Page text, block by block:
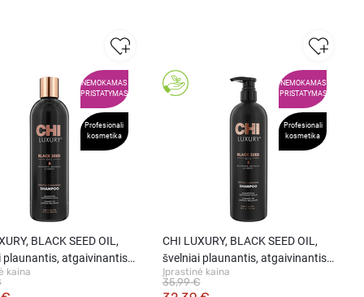
NEMOKAMAS
PRISTATYMAS
Profesionali
kosmetika
BLACK SEED OIL,
plaunantis, atgaivinantis
šampūnas, 355 ml
kaina
NEMOKAMAS
PRISTATYMAS
Profesionali
kosmetika
CHI LUXURY, BLACK SEED OIL,
švelniai plaunantis, atgaivinantis
plaukus šampūnas, 739 ml
Įprastinė kaina
35,99 €